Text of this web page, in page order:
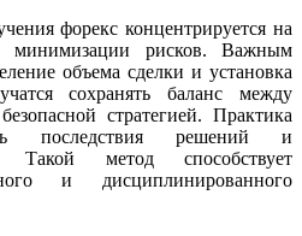
форекс концентрируется на
минимизации рисков. Важным
объема сделки и установка
сохранять баланс между
стратегией. Практика
последствия решений и
Такой метод способствует
и дисциплинированного